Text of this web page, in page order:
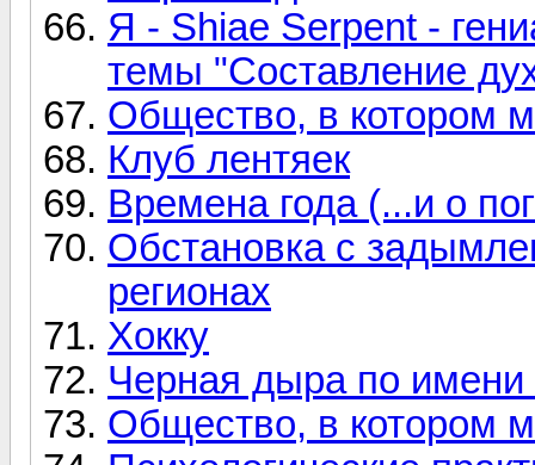
Я - Shiae Serpent -
темы "Составление
Общество, в котором
Клуб лентяек
Времена года (...и о
Обстановка с
регионах
Хокку
Черная дыра по
Общество, в котором